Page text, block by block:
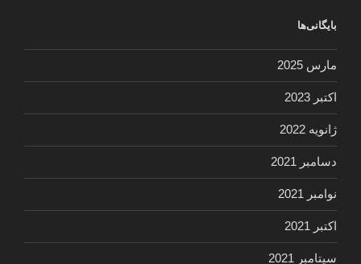
بایگانی‌ها
مارس 2025
اکتبر 2023
ژانویه 2022
دسامبر 2021
نوامبر 2021
اکتبر 2021
سپتامبر 2021